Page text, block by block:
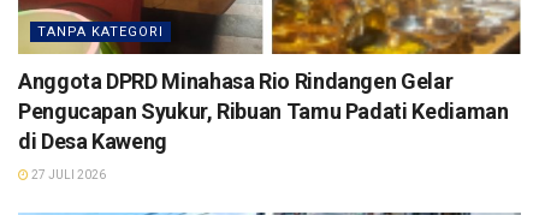
TANPA KATEGORI
Anggota DPRD Minahasa Rio Rindangen Gelar
Pengucapan Syukur, Ribuan Tamu Padati Kediaman
di Desa Kaweng
27 JULI 2026